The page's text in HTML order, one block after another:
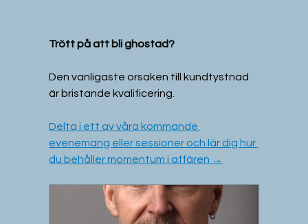
Trött på att bli ghostad?
Den vanligaste orsaken till kundtystnad
är bristande kvalificering.
Delta i ett av våra kommande
evenemang eller sessioner och lär dig hur
du behåller momentum i affären →